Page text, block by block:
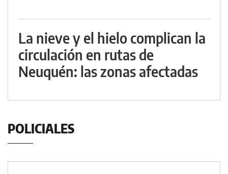
La nieve y el hielo complican la
circulación en rutas de
Neuquén: las zonas afectadas
POLICIALES